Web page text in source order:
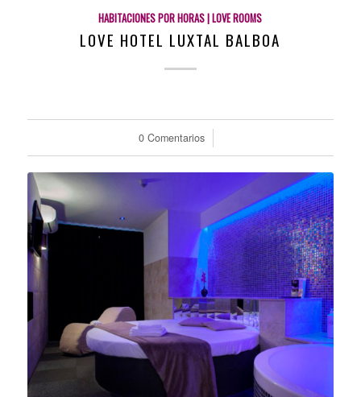
HABITACIONES POR HORAS | LOVE ROOMS
LOVE HOTEL LUXTAL BALBOA
0 Comentarios
/